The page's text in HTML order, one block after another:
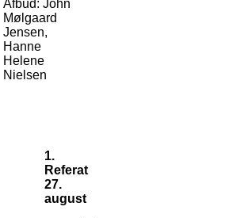
Afbud: John
Mølgaard
Jensen,
Hanne
Helene
Nielsen
1.
Referat
27.
august